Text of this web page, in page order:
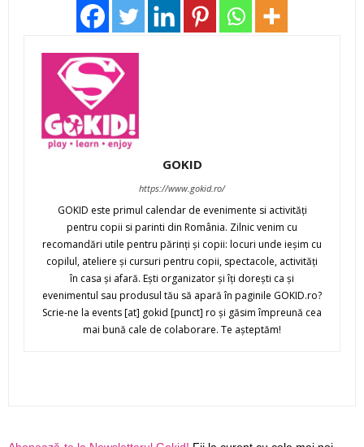
GOKID
https://www.gokid.ro/
GOKID este primul calendar de evenimente si activităţi
pentru copii si parinti din România. Zilnic venim cu
recomandări utile pentru părinţi şi copii: locuri unde ieşim cu
copilul, ateliere şi cursuri pentru copii, spectacole, activităţi
în casa şi afară. Eşti organizator şi îţi doreşti ca şi
evenimentul sau produsul tău să apară în paginile GOKID.ro?
Scrie-ne la events [at] gokid [punct] ro şi găsim împreună cea
mai bună cale de colaborare. Te aşteptăm!